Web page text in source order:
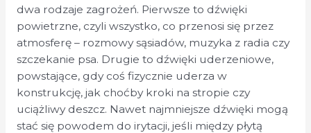
dwa rodzaje zagrożeń. Pierwsze to dźwięki
powietrzne, czyli wszystko, co przenosi się przez
atmosferę – rozmowy sąsiadów, muzyka z radia czy
szczekanie psa. Drugie to dźwięki uderzeniowe,
powstające, gdy coś fizycznie uderza w
konstrukcję, jak choćby kroki na stropie czy
uciążliwy deszcz. Nawet najmniejsze dźwięki mogą
stać się powodem do irytacji, jeśli między płytą